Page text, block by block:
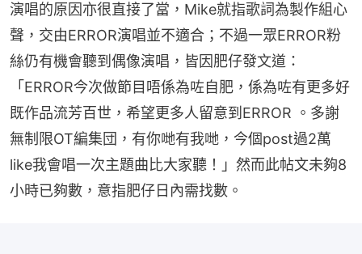
演唱的原因亦很直接了當，Mike就指歌詞為製作組心
聲，交由ERROR演唱並不適合；不過一眾ERROR粉
絲仍有機會聽到偶像演唱，皆因肥仔發文道：
「ERROR今次做節目唔係為咗自肥，係為咗有更多好
既作品流芳百世，希望更多人留意到ERROR 。多謝
無制限OT編集団，有你哋有我哋，今個post過2萬
like我會唱一次主題曲比大家聽！」然而此帖文未夠8
小時已夠數，意指肥仔日內需找數。